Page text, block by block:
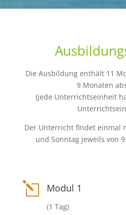
Die Ausbildung enthält 11
9 Monaten
(jede Unterrichtseinheit
Der Unterricht findet einmal
und Sonntag jeweils von
l Modul 1
(1 Tag)